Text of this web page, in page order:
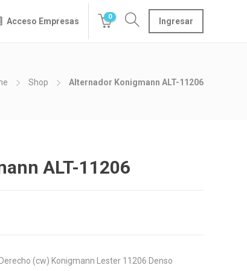
Acceso Empresas 0 Ingresar
Shop Alternador Konigmann ALT-11206
ALT-11206
(cw) Konigmann Lester 11206 Denso